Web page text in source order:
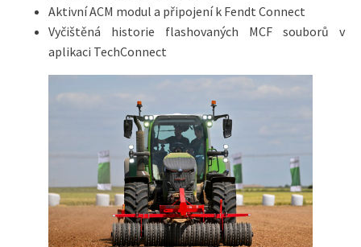
Aktivní ACM modul a připojení k Fendt Connect
Vyčištěná historie flashovaných MCF souborů v
aplikaci TechConnect